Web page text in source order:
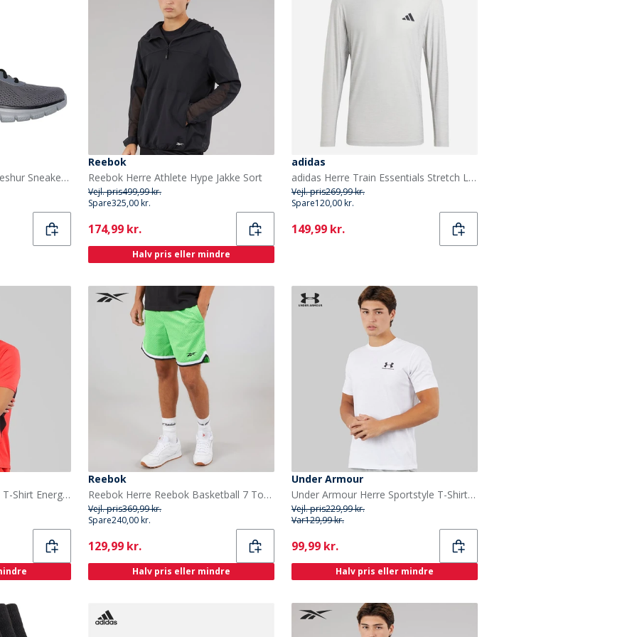
SKECHERS Herre Track Leshur Sneakers Grå
Reebok
Reebok Herre Athlete Hype Jakke Sort
Vejl. pris499,99 kr.
Spare325,00 kr.
Current
174,99 kr.
Halv pris eller mindre
adidas
adidas Herre Train Essentials Stretch Langærmet T-shirt Medium Grey Heather
Vejl. pris269,99 kr.
Spare120,00 kr.
Current
149,99 kr.
Reebok Herre Athlete 2.0 T-Shirt Energy Red
Reebok
Reebok Herre Reebok Basketball 7 Tommer Overgang Shorts Solar Lime
Vejl. pris369,99 kr.
Spare240,00 kr.
Current
129,99 kr.
Halv pris eller mindre
Under Armour
Under Armour Herre Sportstyle T-Shirt Hvid
Vejl. pris229,99 kr.
Var129,99 kr.
Current
99,99 kr.
Halv pris eller mindre